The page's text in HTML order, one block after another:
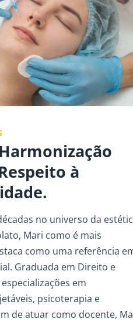
à
no universo da
Mari como é mais
como uma referência
Graduada em Direito e
em
psicoterapia e
de atuar como docente,